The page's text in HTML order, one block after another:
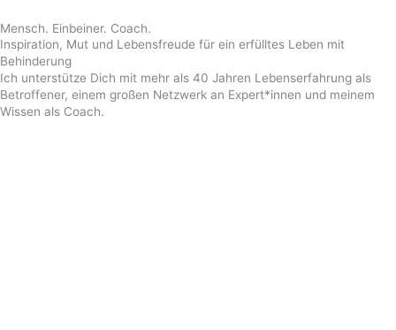
Mensch. Einbeiner. Coach.
Inspiration, Mut und Lebensfreude für ein erfülltes Leben mit
Behinderung
Ich unterstütze Dich mit mehr als 40 Jahren Lebenserfahrung als
Betroffener, einem großen Netzwerk an Expert*innen und meinem
Wissen als Coach.